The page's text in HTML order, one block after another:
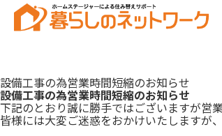
設備工事の為営業時間短縮のお知らせ
設備工事の為営業時間短縮のお知らせ
下記のとおり誠に勝手ではございますが営
皆様には大変ご迷惑をおかけいたしますが